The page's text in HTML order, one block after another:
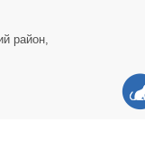
район,